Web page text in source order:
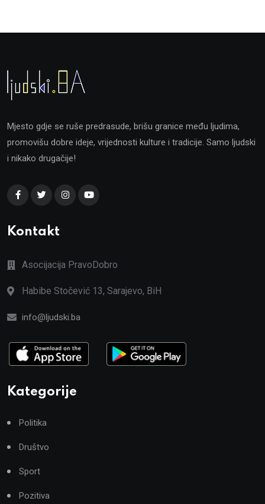
Mjesto gdje se ruše predrasude, brišu granice među ljudima,
promovišu dobre ideje, vrijednosti kulture i tradicije. Samo ljudski
i nikako drugačije!
Kontakt
Asocijacija PravoDobro
Habibe Stočević 13, Sarajevo, BiH
info@ljudski.ba
Kategorije
Politika
Društvo
Sport
Pozitiva